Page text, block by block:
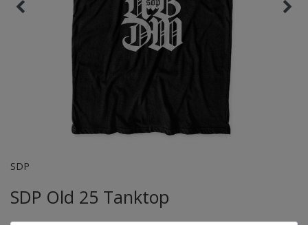
SDP
SDP Old 25 Tanktop